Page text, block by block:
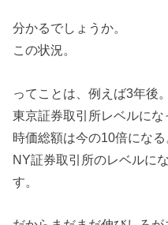
分かるでしょうか。
この状況。
ってことは、例えば3年後。
東京証券取引所レベルにな
時価総額は今の10倍になる
NY証券取引所のレベルに
す。